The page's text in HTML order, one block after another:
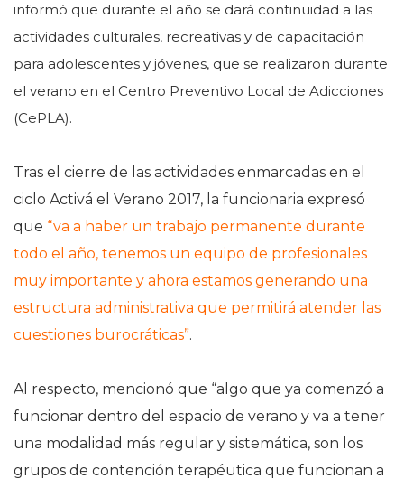
informó que durante el año se dará continuidad a las
actividades culturales, recreativas y de capacitación
para adolescentes y jóvenes, que se realizaron durante
el verano en el Centro Preventivo Local de Adicciones
(CePLA).
Tras el cierre de las actividades enmarcadas en el
ciclo Activá el Verano 2017, la funcionaria expresó
que “va a haber un trabajo permanente durante
todo el año, tenemos un equipo de profesionales
muy importante y ahora estamos generando una
estructura administrativa que permitirá atender las
cuestiones burocráticas”.
Al respecto, mencionó que “algo que ya comenzó a
funcionar dentro del espacio de verano y va a tener
una modalidad más regular y sistemática, son los
grupos de contención terapéutica que funcionan a